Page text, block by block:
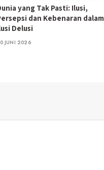
yang Tak Pasti: Ilusi,
dan Kebenaran dalam
Delusi
JUNI 2026